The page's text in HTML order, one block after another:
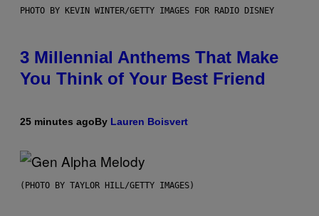
PHOTO BY KEVIN WINTER/GETTY IMAGES FOR RADIO DISNEY
3 Millennial Anthems That Make
You Think of Your Best Friend
25 minutes agoBy Lauren Boisvert
(PHOTO BY TAYLOR HILL/GETTY IMAGES)